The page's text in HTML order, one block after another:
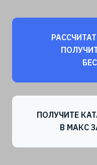
ПОЛУЧИТЕ
В МАКС